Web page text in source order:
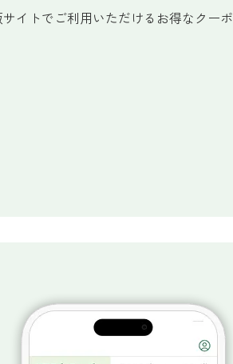
イトでご利用いただけるお得なクーポ